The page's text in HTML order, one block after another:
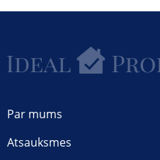
Par mums
Atsauksmes